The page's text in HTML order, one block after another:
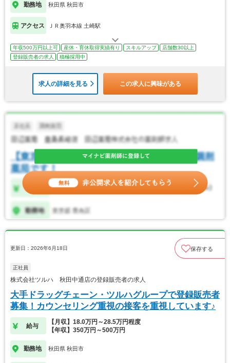
勤務地 秋田県 秋田市
アクセス ＪＲ奥羽本線 土崎駅
年収500万円以上可 産休・育休取得実績有り スキルアップ
店舗数30以上
登録販売者の求人
積極採用中
求人の詳細を見る この求人に興味がある
更新日：2026年6月18日 保存する
正社員
株式会社ツルハ 秋田中通店の登録販売者の求人
大手ドラッグチェーン・ツルハグループで登録販売者
募集！カウンセリング重視の接客を重視しています♪
給与
【月収】18.0万円～28.5万円程度
【年収】350万円～500万円
勤務地 秋田県 秋田市